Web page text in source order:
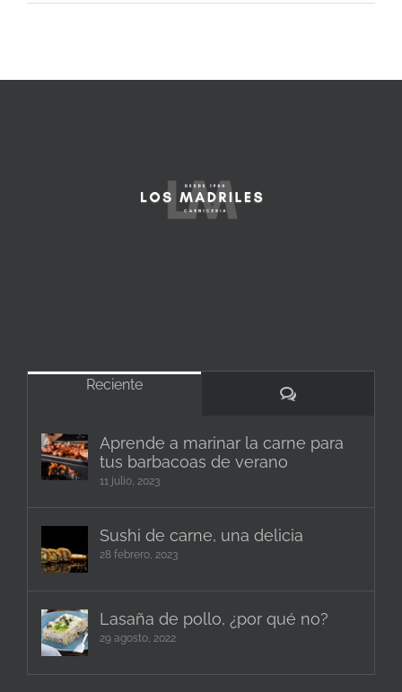
Reciente
Comentarios
Aprende a marinar la carne para
tus barbacoas de verano
11 julio, 2023
Sushi de carne, una delicia
28 febrero, 2023
Lasaña de pollo, ¿por qué no?
29 agosto, 2022